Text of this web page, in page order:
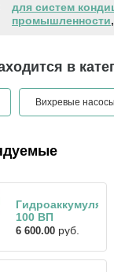
для систем
промышленности,
в
Вихревые насосы
Гидроаккумулятор
100 ВП
6 600.00 руб.